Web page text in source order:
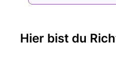
Hier bist du